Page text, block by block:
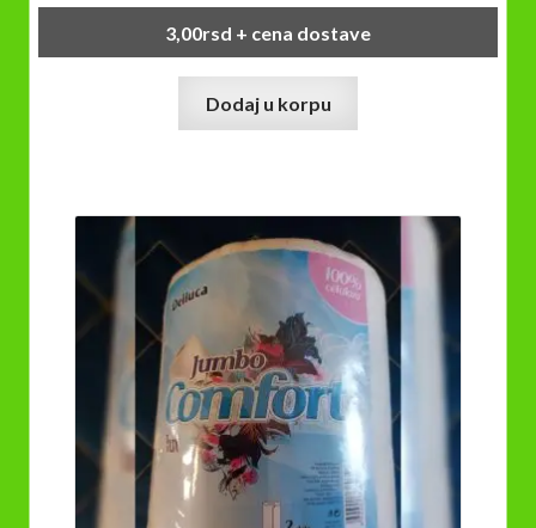
3,00rsd + cena dostave
Dodaj u korpu